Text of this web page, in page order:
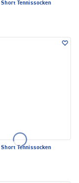
Short Tennissocken
Short Tennissocken